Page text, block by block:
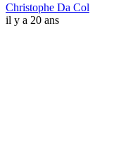
Christophe Da Col
il y a 20 ans